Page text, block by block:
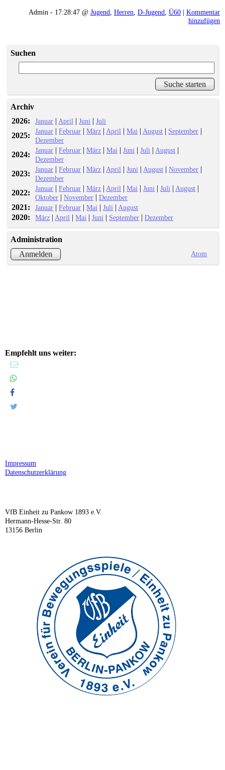
Admin - 17:28:47 @ Jugend Herren D-Jugend Ü60 | Kommentar
hinzufügen
Suchen
Archiv
2026:
Januar | April |Juni |Juli
2025: Januar |Februar |März | April |Mai | August | September |
Dezember
2024: Januar |Februar |März |Mai |Juni |Juli | August |
Dezember
2023: Januar |Februar |März | April |Juni | August |November |
Dezember
2022: Januar |Februar |März | April |Mai |Juni |Juli | August |
Oktober |November |Dezember
2021: Januar |Februar |Mai |Juli | August
2020: März | April |Mai |Juni | September |Dezember
Administration
Anmelden
Atom
Empfehlt uns weiter:
Impressum
Datenschutzerklärung
VfB Einheit zu Pankow 1893 e.V.
Hermann-Hesse-Str. 80
13156 Berlin